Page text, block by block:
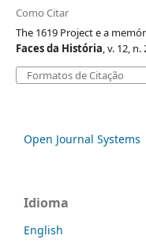
Como Citar
The 1619 Project e a
Faces da História, v. 12, n.
Formatos de Citação
Open Journal Systems
Idioma
English